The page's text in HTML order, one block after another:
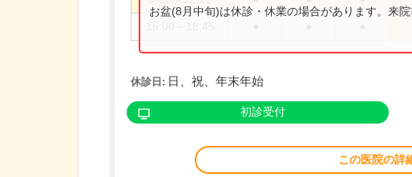
お盆(8月中旬)は休診・休業の場合があります。来
休診日: 日、祝、年末年始
初診受付
この医院の詳